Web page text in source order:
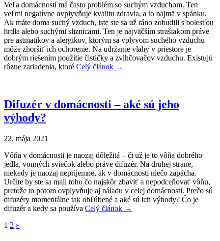
Veľa domácností má často problém so suchým vzduchom. Ten
veľmi negatívne ovplyvňuje kvalitu zdravia, a to najmä v spánku.
Ak máte doma suchý vzduch, iste ste sa už ráno zobudili s bolesťou
hrdla alebo suchými sliznicami. Ten je najväčším strašiakom práve
pre astmatikov a alergikov, ktorým sa vplyvom suchého vzduchu
môže zhoršiť ich ochorenie. Na udržanie vlahy v priestore je
dobrým riešením použitie čističky a zvlhčovačov vzduchu. Existujú
rôzne zariadenia, ktoré Celý článok →
Difuzér v domácnosti – aké sú jeho
výhody?
22. mája 2021
Vôňa v domácnosti je naozaj dôležitá – či už je to vôňa dobrého
jedla, vonných sviečok alebo práve difuzér. Na druhej strane,
niekedy je naozaj nepríjemné, ak v domácnosti niečo zapácha.
Určite by ste sa mali toho čo najskôr zbaviť a nepodceňovať vôňu,
pretože to potom ovplyvňuje aj náladu v celej domácnosti. Prečo sú
difuzéry momentálne tak obľúbené a aké sú ich výhody? Čo je
difuzér a kedy sa používa Celý článok →
1 2 »